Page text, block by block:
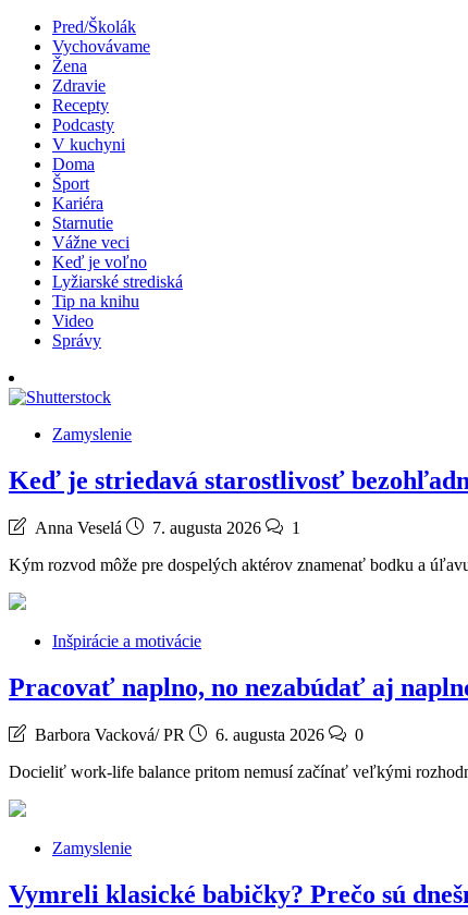
Pred/Školák
Vychovávame
Žena
Zdravie
Recepty
Podcasty
V kuchyni
Doma
Šport
Kariéra
Starnutie
Vážne veci
Keď je voľno
Lyžiarské strediská
Tip na knihu
Video
Správy
Zamyslenie
Keď je striedavá starostlivosť
Anna Veselá 7. augusta 2026
1
Kým rozvod môže pre dospelých aktérov znamenať bodku a
Inšpirácie a motivácie
Pracovať naplno, no nezabúdať aj
Barbora Vacková/ PR 6. augusta 2026
0
Docieliť work-life balance pritom nemusí začínať veľkými
Zamyslenie
Vymreli klasické babičky? Prečo sú